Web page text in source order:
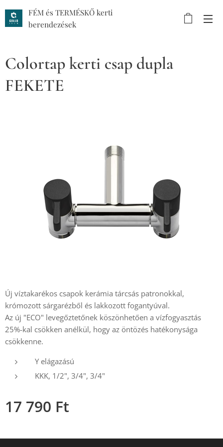
FÉM és TERMÉSKŐ kerti
berendezések
Colortap kerti csap dupla
FEKETE
Új víztakarékos csapok kerámia tárcsás patronokkal,
krómozott sárgarézből és lakkozott fogantyúval.
Az új "ECO" levegőztetőnek köszönhetően a vízfogyasztás
25%-kal csökken anélkül, hogy az öntözés hatékonysága
csökkenne.
Y elágazású
KKK, 1/2", 3/4", 3/4"
17 790 Ft